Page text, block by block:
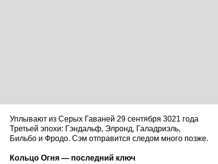
Уплывают из Серых Гаваней 29 сентября 3021 года
Третьей эпохи: Гэндальф, Элронд, Галадриэль,
Бильбо и Фродо. Сэм отправится следом много позже.
Кольцо Огня — последний ключ